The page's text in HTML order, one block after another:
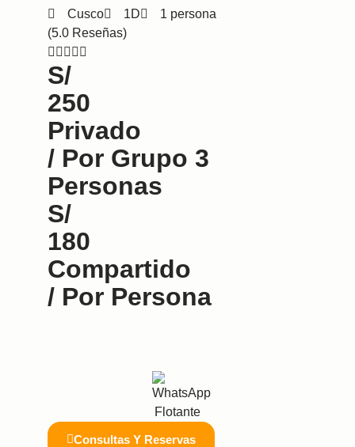
Cusco 1D
1 persona
(5.0 Reseñas)
    
S/
250
Privado
/ Por Grupo 3
Personas
S/
180
Compartido
/ Por Persona
Consultas Y Reservas